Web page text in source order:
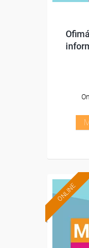
ONLINE